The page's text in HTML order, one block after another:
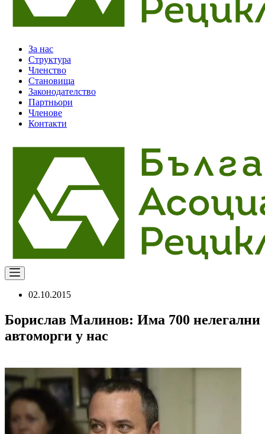
За нас
Структура
Членство
Становища
Законодателство
Партньори
Членове
Контакти
02.10.2015
Борислав Малинов: Има 700 нелегални
автоморги у нас